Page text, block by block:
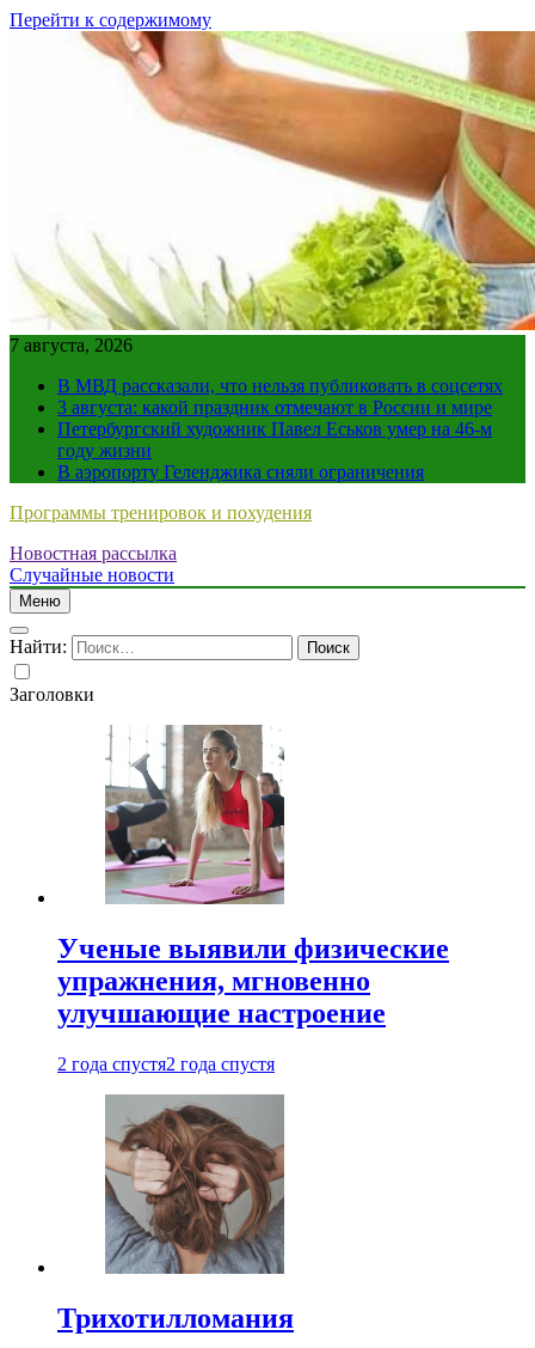
Перейти к содержимому
7 августа, 2026
В МВД рассказали, что нельзя публиковать в соцсетях
3 августа: какой праздник отмечают в России и мире
Петербургский художник Павел Еськов умер на 46-м
году жизни
В аэропорту Геленджика сняли ограничения
Программы тренировок и похудения
Новостная рассылка
Случайные новости
Меню
Найти:
Заголовки
Ученые выявили физические
упражнения, мгновенно
улучшающие настроение
2 года спустя2 года спустя
Трихотилломания